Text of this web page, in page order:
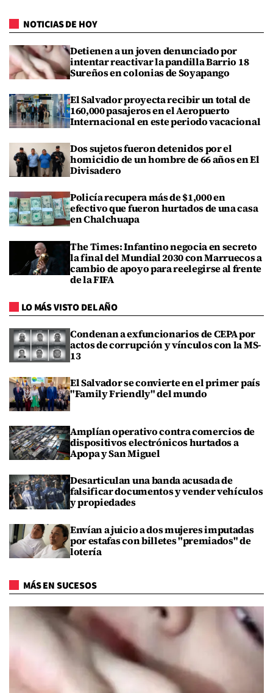
NOTICIAS DE HOY
Detienen a un joven denunciado por
intentar reactivar la pandilla Barrio 18
Sureños en colonias de Soyapango
El Salvador proyecta recibir un total de
160,000 pasajeros en el Aeropuerto
Internacional en este periodo vacacional
Dos sujetos fueron detenidos por el
homicidio de un hombre de 66 años en El
Divisadero
Policía recupera más de $1,000 en
efectivo que fueron hurtados de una casa
en Chalchuapa
The Times: Infantino negocia en secreto
la final del Mundial 2030 con Marruecos a
cambio de apoyo para reelegirse al frente
de la FIFA
LO MÁS VISTO DEL AÑO
Condenan a exfuncionarios de CEPA por
actos de corrupción y vínculos con la MS-
13
El Salvador se convierte en el primer país
"Family Friendly" del mundo
Amplían operativo contra comercios de
dispositivos electrónicos hurtados a
Apopa y San Miguel
Desarticulan una banda acusada de
falsificar documentos y vender vehículos
y propiedades
Envían a juicio a dos mujeres imputadas
por estafas con billetes "premiados" de
lotería
MÁS EN SUCESOS